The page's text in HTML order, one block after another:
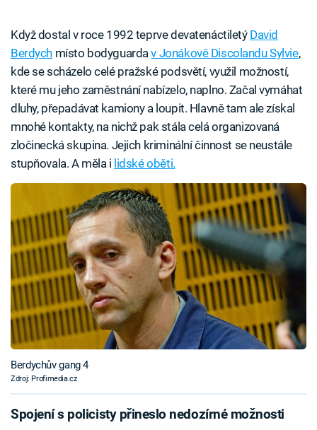
Když dostal v roce 1992 teprve devatenáctiletý David
Berdych místo bodyguardav Jonákově Discolandu Sylvie,
kde se scházelo celé pražské podsvětí, využil možností,
které mu jeho zaměstnání nabízelo, naplno. Začal vymáhat
dluhy, přepadávat kamiony a loupit. Hlavně tam ale získal
mnohé kontakty, na nichž pak stála celá organizovaná
zločinecká skupina. Jejich kriminální činnost se neustále
stupňovala. A měla i lidské oběti.
Berdychův gang 4
Zdroj: Profimedia.cz
Spojení s policisty přineslo nedozírné možnosti